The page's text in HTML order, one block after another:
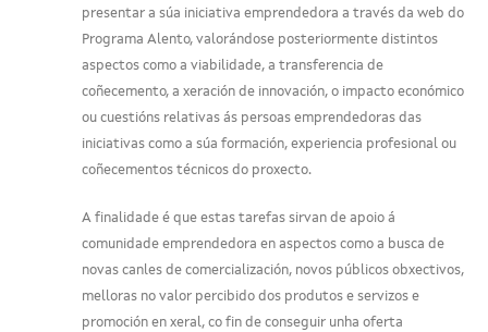
presentar a súa iniciativa emprendedora a través da web do
Programa Alento, valorándose posteriormente distintos
aspectos como a viabilidade, a transferencia de
coñecemento, a xeración de innovación, o impacto económico
ou cuestións relativas ás persoas emprendedoras das
iniciativas como a súa formación, experiencia profesional ou
coñecementos técnicos do proxecto.
A finalidade é que estas tarefas sirvan de apoio á
comunidade emprendedora en aspectos como a busca de
novas canles de comercialización, novos públicos obxectivos,
melloras no valor percibido dos produtos e servizos e
promoción en xeral, co fin de conseguir unha oferta